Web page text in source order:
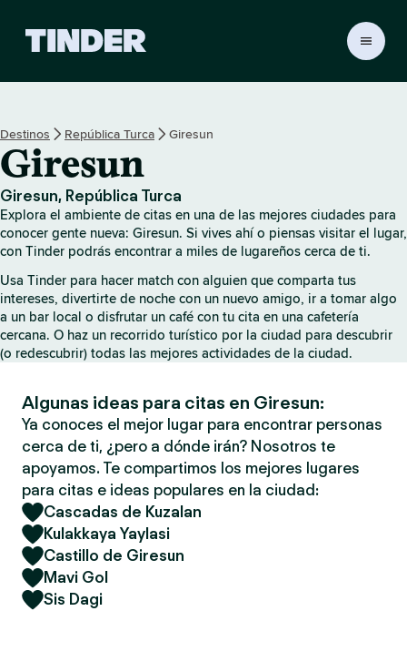
o
T
i
n
d
r
Destinos República Turca Giresun
Giresun
Giresun, República Turca
Explora el ambiente de citas en una de las mejores ciudades para
conocer gente nueva: Giresun. Si vives ahí o piensas visitar el lugar,
con Tinder podrás encontrar a miles de lugareños cerca de ti.
Usa Tinder para hacer match con alguien que comparta tus
intereses, divertirte de noche con un nuevo amigo, ir a tomar algo
a un bar local o disfrutar un café con tu cita en una cafetería
cercana. O haz un recorrido turístico por la ciudad para descubrir
(o redescubrir) todas las mejores actividades de la ciudad.
Algunas ideas para citas en Giresun:
Ya conoces el mejor lugar para encontrar personas
cerca de ti, ¿pero a dónde irán? Nosotros te
apoyamos. Te compartimos los mejores lugares
para citas e ideas populares en la ciudad:
Cascadas de Kuzalan
Kulakkaya Yaylasi
Castillo de Giresun
Mavi Gol
Sis Dagi